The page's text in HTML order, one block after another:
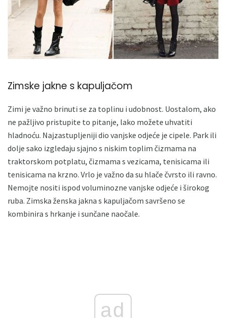
Zimske jakne s kapuljačom
Zimi je važno brinuti se za toplinu i udobnost. Uostalom, ako
ne pažljivo pristupite to pitanje, lako možete uhvatiti
hladnoću. Najzastupljeniji dio vanjske odjeće je cipele. Park ili
dolje sako izgledaju sjajno s niskim toplim čizmama na
traktorskom potplatu, čizmama s vezicama, tenisicama ili
tenisicama na krzno. Vrlo je važno da su hlače čvrsto ili ravno.
Nemojte nositi ispod voluminozne vanjske odjeće i širokog
ruba. Zimska ženska jakna s kapuljačom savršeno se
kombinira s hrkanje i sunčane naočale.
ad